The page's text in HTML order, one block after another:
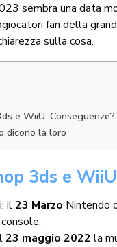
sembra una data
fan della
sulla cosa.
e WiiU: Conseguenze?
dicono la loro
3ds e
il23 Marzo Nintendo
23 maggio 2022 la